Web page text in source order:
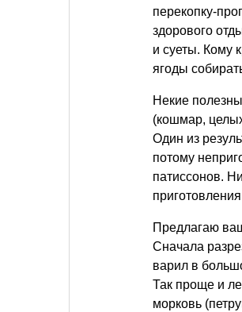
перекопку-
здорового
и суеты. Кому
ягоды
Некие
(кошмар,
Один из
потому
патиссонов.
Предлагаю
Сначала
варил в
Так проще и
морковь